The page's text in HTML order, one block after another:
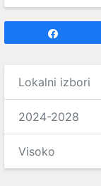
Lokalni izbori
2024-2028
Visoko